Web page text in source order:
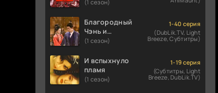
(1 сезон)
Благородный
Чэнь и
прекрасная
(1 сезон)
1-40 серия
(DubLik.TV, Light
Breeze, Субтитры)
И вспыхнуло
пламя
(1 сезон)
1-19 серия
(Субтитры, Light
Breeze, DubLik.TV)